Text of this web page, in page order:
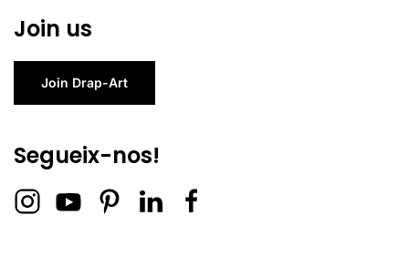
Join us
Join Drap-Art
Segueix-nos!